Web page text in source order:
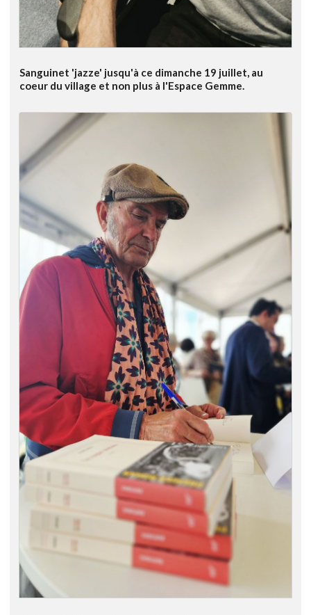
Sanguinet 'jazze' jusqu'à ce dimanche 19 juillet, au
coeur du village et non plus à l'Espace Gemme.